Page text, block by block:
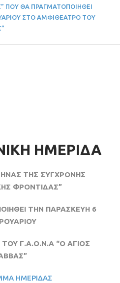
ΠΟΥ ΘΑ ΠΡΑΓΜΑΤΟΠΟΙΗΘΕΙ
ΣΤΟ ΑΜΦΙΘΕΑΤΡΟ ΤΟΥ
ΗΜΕΡΙΔΑ
ΤΗΣ ΣΥΓΧΡΟΝΗΣ
ΦΡΟΝΤΙΔΑΣ”
ΤΗΝ ΠΑΡΑΣΚΕΥΗ 6
Γ.Α.Ο.Ν.Α “Ο ΑΓΙΟΣ
ΗΜΕΡΙΔΑΣ